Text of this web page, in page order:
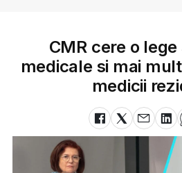
CMR cere o
medicale si mai
medicii